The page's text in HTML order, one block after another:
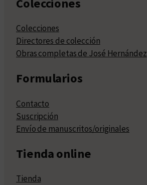
Colecciones
Directores de colección
Obras completas de José Hernández
Formularios
Contacto
Suscripción
Envío de manuscritos/originales
Tienda online
Tienda